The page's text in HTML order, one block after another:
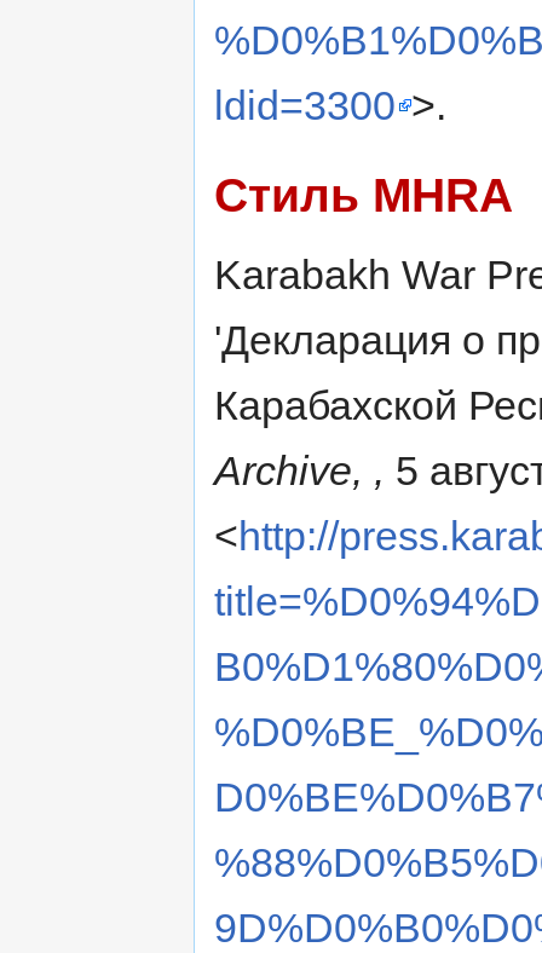
ldid=3300 >.
Стиль MHRA
Karabakh War
'Декларация о
Карабахской
Archive, , 5
<http://